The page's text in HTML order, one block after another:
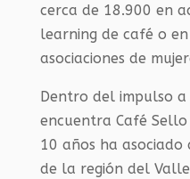
cerca de 18.900 en
learning de café o
asociaciones de
Dentro del impulso a
encuentra Café Sello
10 años ha
de la región del